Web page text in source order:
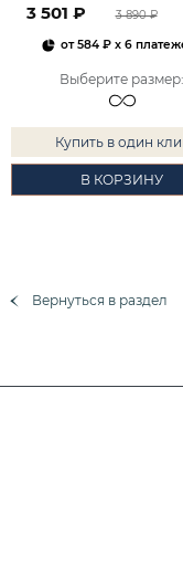
3 501 ₽ 3 890 ₽
от584 ₽ x 6
Выберите размер:
Купить в один
В КОРЗИНУ
Вернуться в раздел